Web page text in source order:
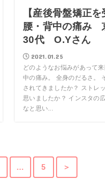
【産後骨盤矯正
腰・背中の痛み
30代 O.Yさん
2021.01.25
どのようなお悩みがあって
中の痛み。 全身のだるさ。
されてきましたか？ ストレ
思いましたか？ インスタの
なと思い...
… 5 ＞